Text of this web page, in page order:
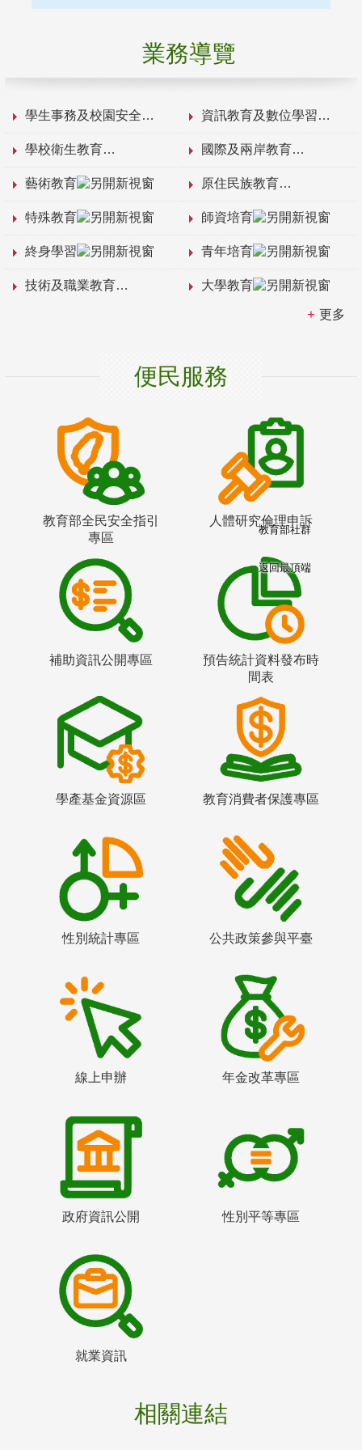
業務導覽
學生事務及校園安全 資訊教育及數位學習
學校衛生教育 國際及兩岸教育
藝術教育 原住民族教育
特殊教育 師資培育
終身學習 青年培育
技術及職業教育 大學教育
更多
便民服務
教育部全民安全指引
專區
人體研究倫理申訴
補助資訊公開專區
預告統計資料發布時
間表
學產基金資源區 教育消費者保護專區
性別統計專區 公共政策參與平臺
線上申辦 年金改革專區
政府資訊公開 性別平等專區
就業資訊
相關連結
教育部社群
返回最頂端